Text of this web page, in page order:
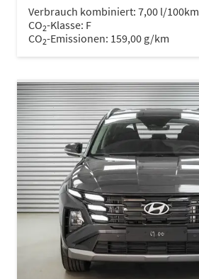
Verbrauch kombiniert: 7,00 l/100km
CO2-Klasse: F
CO2-Emissionen: 159,00 g/km